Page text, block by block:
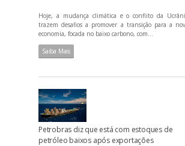
Hoje, a mudança climática e o conflito da
trazem desafios a promover a transição para a
economia, focada no baixo carbono, com...
Saiba Mais
Petrobras diz que está com estoques de
petróleo baixos após exportações